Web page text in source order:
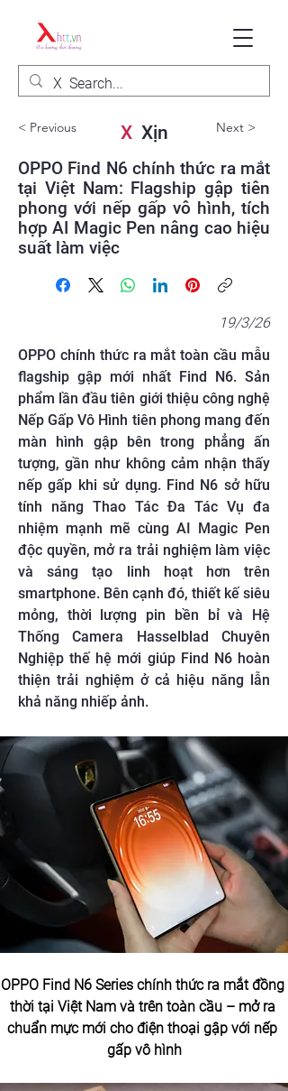
< Previous XXịn Next >
OPPO Find N6 chính thức ra mắt
tại Việt Nam: Flagship gập tiên
phong với nếp gấp vô hình, tích
hợp AI Magic Pen nâng cao hiệu
suất làm việc
19/3/26
OPPO chính thức ra mắt toàn cầu mẫu
flagship gập mới nhất Find N6. Sản
phẩm lần đầu tiên giới thiệu công nghệ
Nếp Gấp Vô Hình tiên phong mang đến
màn hình gập bên trong phẳng ấn
tượng, gần như không cảm nhận thấy
nếp gấp khi sử dụng. Find N6 sở hữu
tính năng Thao Tác Đa Tác Vụ đa
nhiệm mạnh mẽ cùng AI Magic Pen
độc quyền, mở ra trải nghiệm làm việc
và sáng tạo linh hoạt hơn trên
smartphone. Bên cạnh đó, thiết kế siêu
mỏng, thời lượng pin bền bỉ và Hệ
Thống Camera Hasselblad Chuyên
Nghiệp thế hệ mới giúp Find N6 hoàn
thiện trải nghiệm ở cả hiệu năng lẫn
khả năng nhiếp ảnh.
OPPO Find N6 Series chính thức ra mắt đồng
thời tại Việt Nam và trên toàn cầu – mở ra
chuẩn mực mới cho điện thoại gập với nếp
gấp vô hình